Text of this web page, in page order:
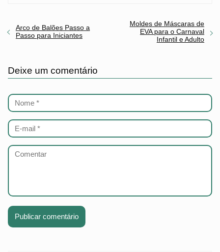
Arco de Balões Passo a
Passo para Iniciantes
Moldes de Máscaras de
EVA para o Carnaval
Infantil e Adulto
Deixe um comentário